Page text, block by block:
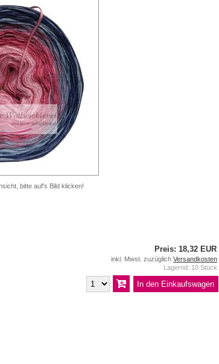
bitte auf's Bild klicken!
Preis: 18,32 EUR
inkl. Mwst. zuzüglich Versandkosten
Lagernd: 10 Stück